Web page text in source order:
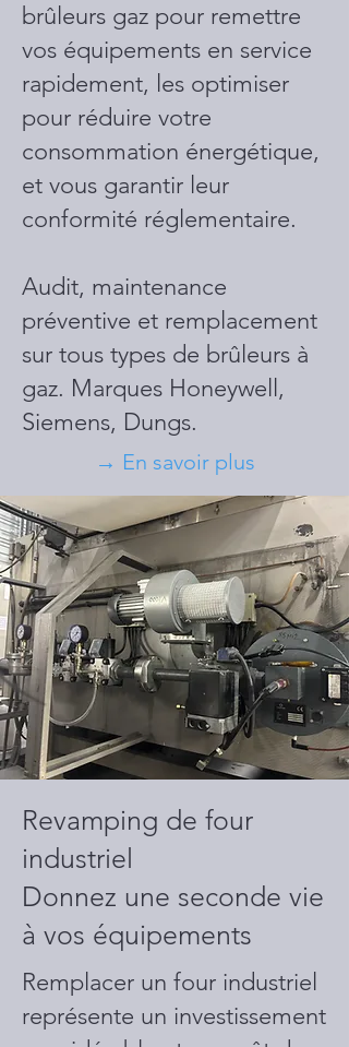
brûleurs gaz pour remettre
vos équipements en service
rapidement, les optimiser
pour réduire votre
consommation énergétique,
et vous garantir leur
conformité réglementaire.
Audit, maintenance
préventive et remplacement
sur tous types de brûleurs à
gaz. Marques Honeywell,
Siemens, Dungs.
→ En savoir plus
Revamping de four
industriel
Donnez une seconde vie
à vos équipements
Remplacer un four industriel
représente un investissement